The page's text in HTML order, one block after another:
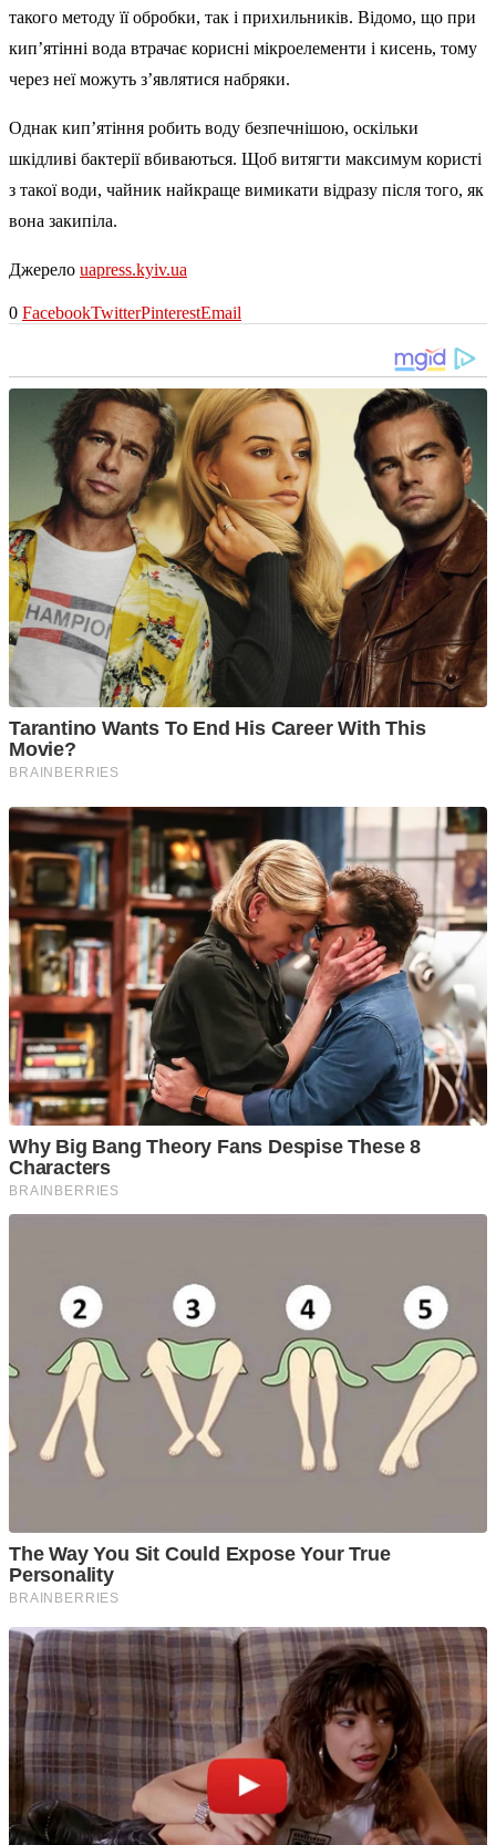
такого методу її обробки, так і прихильників. Відомо, що при
кип’ятінні вода втрачає корисні мікроелементи і кисень, тому
через неї можуть з’являтися набряки.
Однак кип’ятіння робить воду безпечнішою, оскільки
шкідливі бактерії вбиваються. Щоб витягти максимум користі
з такої води, чайник найкраще вимикати відразу після того, як
вона закипіла.
Джерело uapress.kyiv.ua
0 FacebookTwitterPinterestEmail